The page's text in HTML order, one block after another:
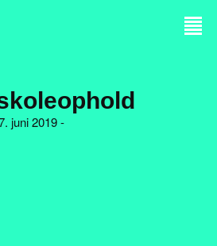
juni 2019 -